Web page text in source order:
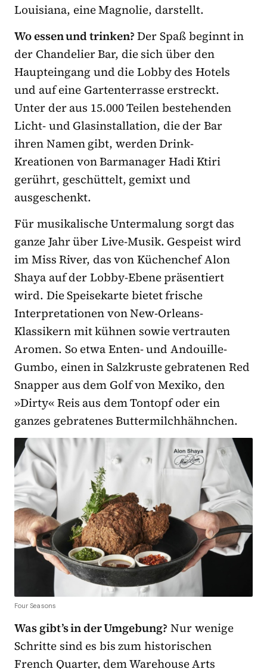
Louisiana, eine Magnolie, darstellt.
Wo essen und trinken?Der Spaß beginnt in
der Chandelier Bar, die sich über den
Haupteingang und die Lobby des Hotels
und auf eine Gartenterrasse erstreckt.
Unter der aus 15.000 Teilen bestehenden
Licht- und Glasinstallation, die der Bar
ihren Namen gibt, werden Drink-
Kreationen von Barmanager Hadi Ktiri
gerührt, geschüttelt, gemixt und
ausgeschenkt.
Für musikalische Untermalung sorgt das
ganze Jahr über Live-Musik. Gespeist wird
im Miss River, das von Küchenchef Alon
Shaya auf der Lobby-Ebene präsentiert
wird. Die Speisekarte bietet frische
Interpretationen von New-Orleans-
Klassikern mit kühnen sowie vertrauten
Aromen. So etwa Enten- und Andouille-
Gumbo, einen in Salzkruste gebratenen Red
Snapper aus dem Golf von Mexiko, den
»Dirty« Reis aus dem Tontopf oder ein
ganzes gebratenes Buttermilchhähnchen.
Four Seasons
Was gibt’s in der Umgebung? Nur wenige
Schritte sind es bis zum historischen
French Quarter, dem Warehouse Arts